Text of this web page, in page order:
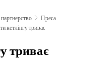
Преса
кетлінгу триває
триває